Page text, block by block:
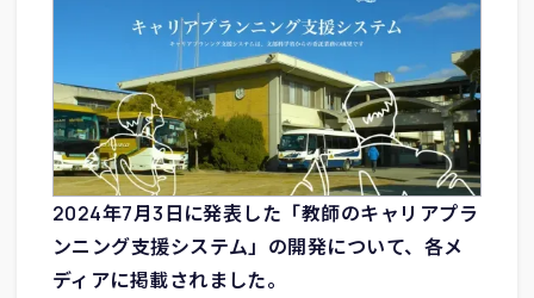
2024年7月3日に発表した「教師のキャリアプラ
ンニング支援システム」の開発について、各メ
ディアに掲載されました。